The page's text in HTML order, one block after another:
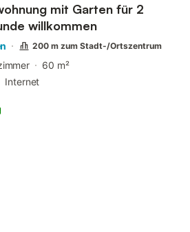
mit Garten für 2
1. Stock Hunde willkommen
200 m zum Stadt-/Ortszentrum
60 m²
Internet